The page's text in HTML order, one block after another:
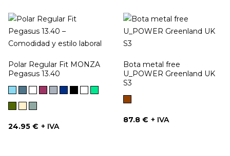
Polar Regular Fit MONZA
Pegasus 13.40
Azul
Cielo
Azul
Petróleo
Blanco
Frambuesa
GrisMarino
Negro
RosaVerde
Claro
Verde
Kaki
ArenaVERDE
LIQUEN
Precio
24.95 € + IVA
Bota metal free
U_POWER Greenland UK
S3
Marrón
Precio
87.8 € + IVA